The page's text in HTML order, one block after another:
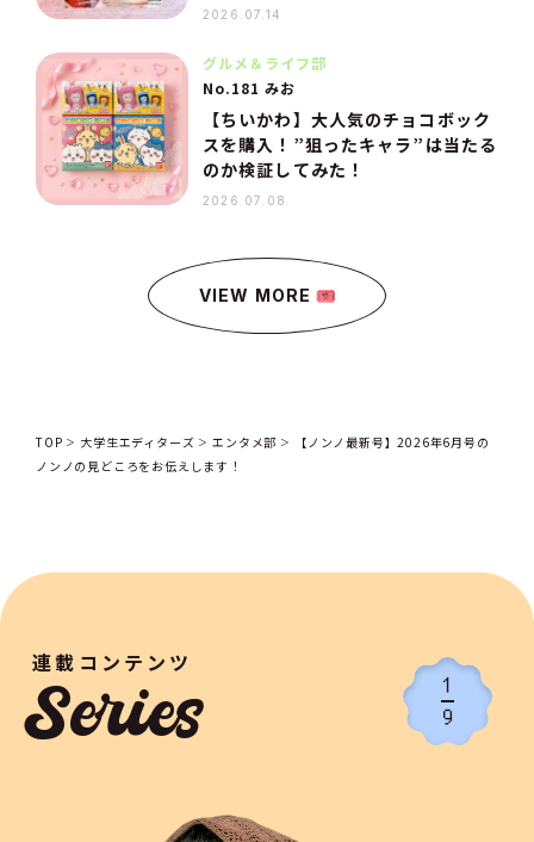
2026.07.14
グルメ＆ライフ部
No.181 みお
【ちいかわ】大人気のチョコボック
スを購入！”狙ったキャラ”は当たる
のか検証してみた！
2026.07.08
VIEW MORE
TOP 大学生エディターズ エンタメ部
【ノンノ最新号】2026年6月号の
ノンノの見どころをお伝えします！
連載コンテンツ
Series
1
9